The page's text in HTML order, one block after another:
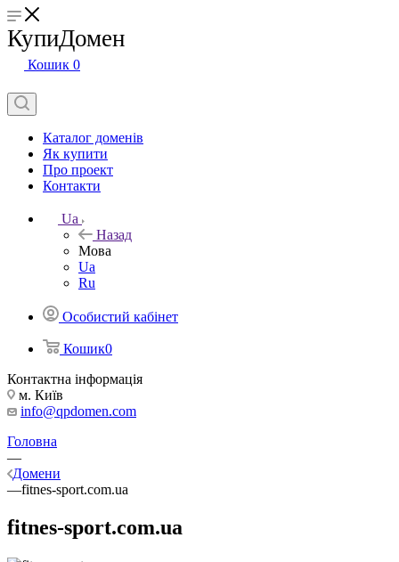
КупиДомен
Кошик 0
Каталог доменів
Як купити
Про проект
Контакти
Ua
Назад
Мова
Ua
Ru
Особистий кабінет
Кошик0
Контактна інформація
м. Київ
info@qpdomen.com
Головна
—
Домени
—fitnes-sport.com.ua
fitnes-sport.com.ua